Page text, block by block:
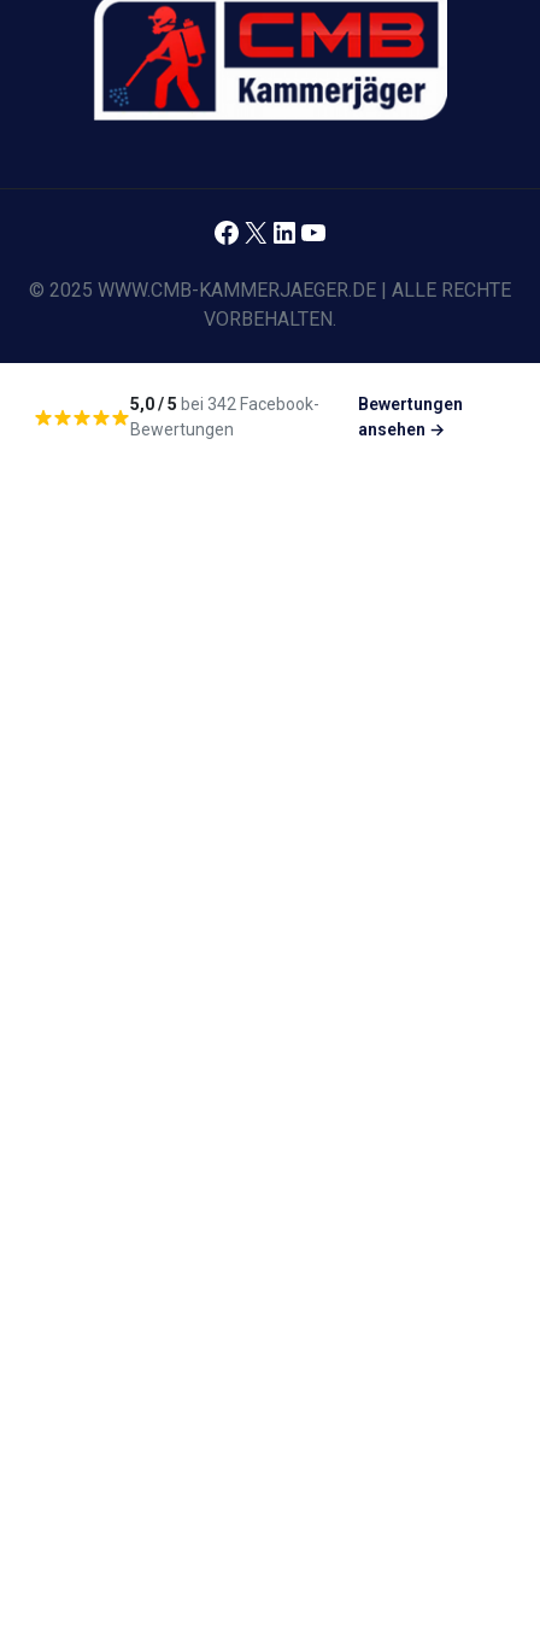
© 2025 WWW.CMB-KAMMERJAEGER.DE | ALLE RECHTE
VORBEHALTEN.
Facebook
X LinkedIn
YouTube
5,0 / 5 bei 342 Facebook-
Bewertungen
Bewertungen
ansehen →